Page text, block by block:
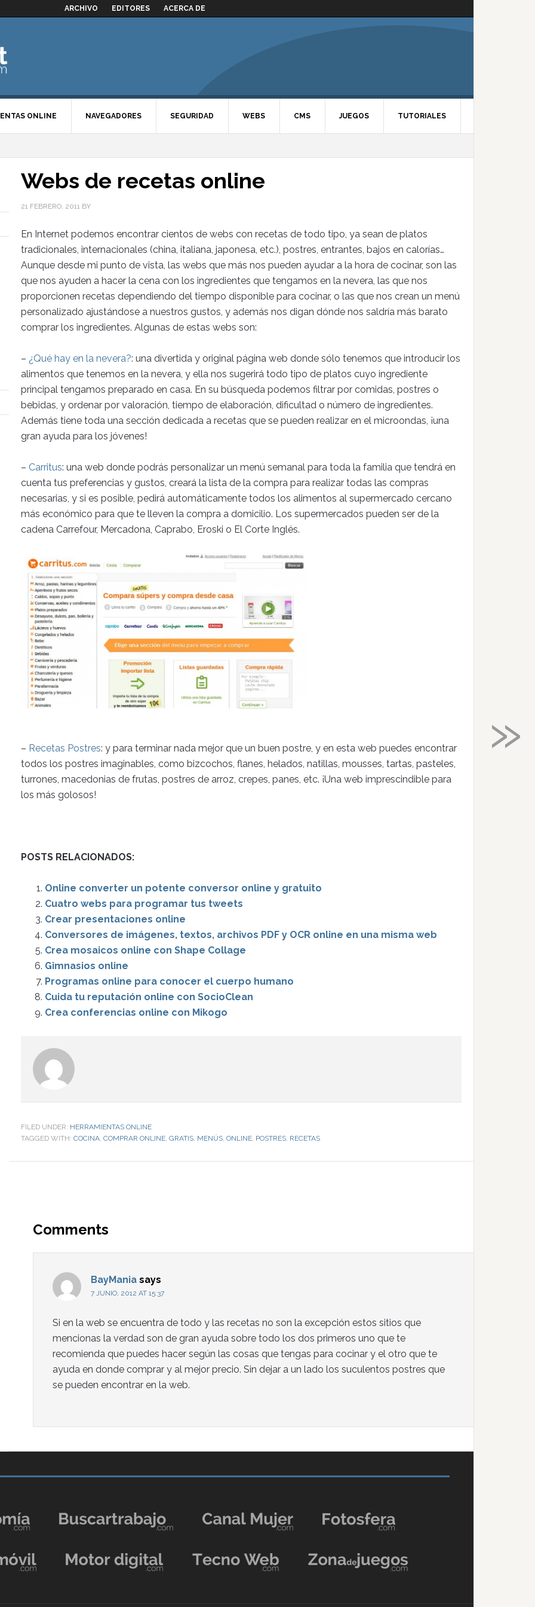
ARCHIVO EDITORES ACERCA DE
ONLINE NAVEGADORES SEGURIDAD WEBS CMS JUEGOS TUTORIALES
Webs de recetas online
21 FEBRERO, 2011 BY
En Internet podemos encontrar cientos de webs con recetas de todo tipo, ya sean de platos
tradicionales, internacionales (china, italiana, japonesa, etc.), postres, entrantes, bajos en calorías…
Aunque desde mi punto de vista, las webs que más nos pueden ayudar a la hora de cocinar, son las
que nos ayuden a hacer la cena con los ingredientes que tengamos en la nevera, las que nos
proporcionen recetas dependiendo del tiempo disponible para cocinar, o las que nos crean un menú
personalizado ajustándose a nuestros gustos, y además nos digan dónde nos saldría más barato
comprar los ingredientes. Algunas de estas webs son:
– ¿Qué hay en la nevera?: una divertida y original página web donde sólo tenemos que introducir los
alimentos que tenemos en la nevera, y ella nos sugerirá todo tipo de platos cuyo ingrediente
principal tengamos preparado en casa. En su búsqueda podemos filtrar por comidas, postres o
bebidas, y ordenar por valoración, tiempo de elaboración, dificultad o número de ingredientes.
Además tiene toda una sección dedicada a recetas que se pueden realizar en el microondas, ¡una
gran ayuda para los jóvenes!
– Carritus: una web donde podrás personalizar un menú semanal para toda la familia que tendrá en
cuenta tus preferencias y gustos, creará la lista de la compra para realizar todas las compras
necesarias, y si es posible, pedirá automáticamente todos los alimentos al supermercado cercano
más económico para que te lleven la compra a domicilio. Los supermercados pueden ser de la
cadena Carrefour, Mercadona, Caprabo, Eroski o El Corte Inglés.
– Recetas Postres: y para terminar nada mejor que un buen postre, y en esta web puedes encontrar
todos los postres imaginables, como bizcochos, flanes, helados, natillas, mousses, tartas, pasteles,
turrones, macedonias de frutas, postres de arroz, crepes, panes, etc. ¡Una web imprescindible para
los más golosos!
POSTS RELACIONADOS:
Online converter un potente conversor online y gratuito
Cuatro webs para programar tus tweets
Crear presentaciones online
Conversores de imágenes, textos, archivos PDF y OCR online en una misma web
Crea mosaicos online con Shape Collage
Gimnasios online
Programas online para conocer el cuerpo humano
Cuida tu reputación online con SocioClean
Crea conferencias online con Mikogo
FILED UNDER: HERRAMIENTAS ONLINE
TAGGED WITH: COCINA, COMPRAR ONLINE, GRATIS, MENÚS, ONLINE, POSTRES, RECETAS
Comments
BayMania says
7 JUNIO, 2012 AT 15:37
Si en la web se encuentra de todo y las recetas no son la excepción estos sitios que
mencionas la verdad son de gran ayuda sobre todo los dos primeros uno que te
recomienda que puedes hacer según las cosas que tengas para cocinar y el otro que te
ayuda en donde comprar y al mejor precio. Sin dejar a un lado los suculentos postres que
se pueden encontrar en la web.
»